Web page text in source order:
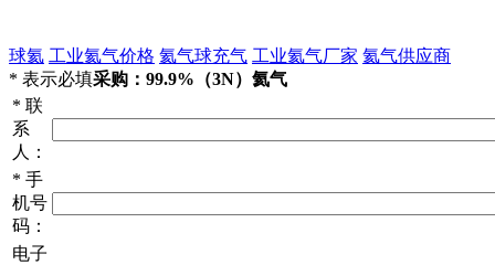
球氦 工业氦气价格 氦气球充气 工业氦气厂家 氦气供应商
* 表示必填采购：99.9%（3N）氦气
* 联
系
人：
* 手
机号
码：
电子